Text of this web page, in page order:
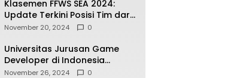
Klasemen FFWS SEA 2024:
Update Terkini Posisi Tim dari
Asia Tenggara
November 20, 2024 0
Universitas Jurusan Game
Developer di Indonesia
dengan Reputasi Baik
November 26, 2024 0